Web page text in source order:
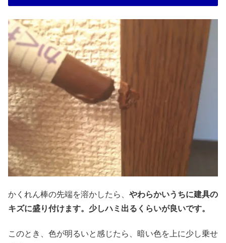
かくれん棒の先端を溶かしたら、 やわらかいうちに建具の
キズに盛り付けます。少しハミ出るくらいが良いです。
このとき、色が明るいと感じたら、暗い色を上に少し乗せ